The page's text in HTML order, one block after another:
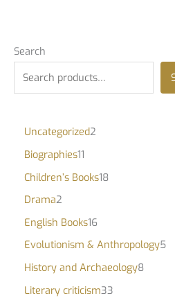
Search
Uncategorized2
Biographies11
Children’s Books18
Drama2
English Books16
Evolutionism & Anthropology5
History and Archaeology8
Literary criticism33